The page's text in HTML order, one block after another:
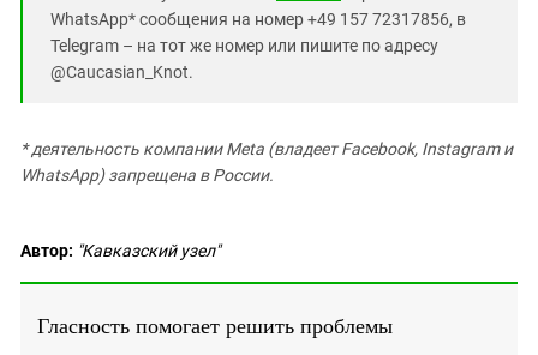
WhatsApp* сообщения на номер +49 157 72317856, в
Telegram – на тот же номер или пишите по адресу
@Caucasian_Knot.
* деятельность компании Meta (владеет Facebook, Instagram и
WhatsApp) запрещена в России.
Автор: "Кавказский узел"
Гласность помогает решить проблемы